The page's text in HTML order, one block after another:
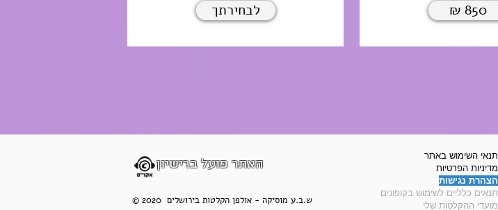
₪ 850 לבחירתך
האתר פועל ברישיון
תנאי השימוש באתר
מדיניות הפרטיות
הצהרת נגישות
תנאים כלליים לשימוש בקופונים
מועדי ההקלטות שלי
© 2020 ש.ב.ע מוסיקה - אולפן הקלטות בירושלים